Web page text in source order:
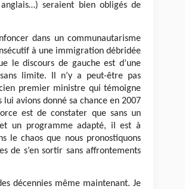
seraient bien obligés de
dans un communautarisme
à une immigration débridée
le discours de gauche est d’une
limite. Il n’y a peut-être pas
premier ministre qui témoigne
avions donné sa chance en 2007
est de constater que sans un
un programme adapté, il est à
le chaos que nous pronostiquons
de s’en sortir sans affrontements
décennies même maintenant. Je